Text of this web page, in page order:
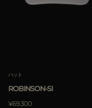
ハット
ROBINSON-SI
¥69.300